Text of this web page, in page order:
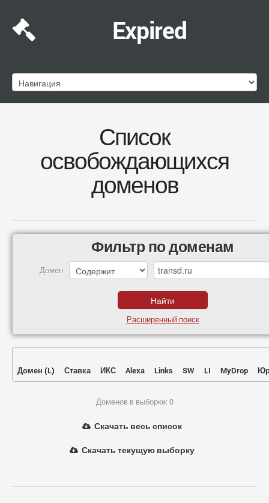
Expired
Список
освобождающихся
доменов
Фильтр по доменам
Домен
Расширенный поиск
Домен (L) Ставка ИКС Alexa Links SW LI MyDrop
Доменов в выборке: 0
Скачать весь список
Скачать текущую выборку